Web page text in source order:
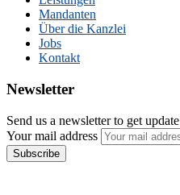
Mandanten
Über die Kanzlei
Jobs
Kontakt
Newsletter
Send us a newsletter to get update
Your mail address